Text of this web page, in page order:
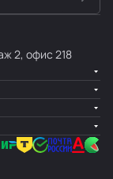
2, офис 218